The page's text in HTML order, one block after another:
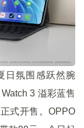
日氛围感跃然腕
3 溢彩蓝售
式开售。OPPO